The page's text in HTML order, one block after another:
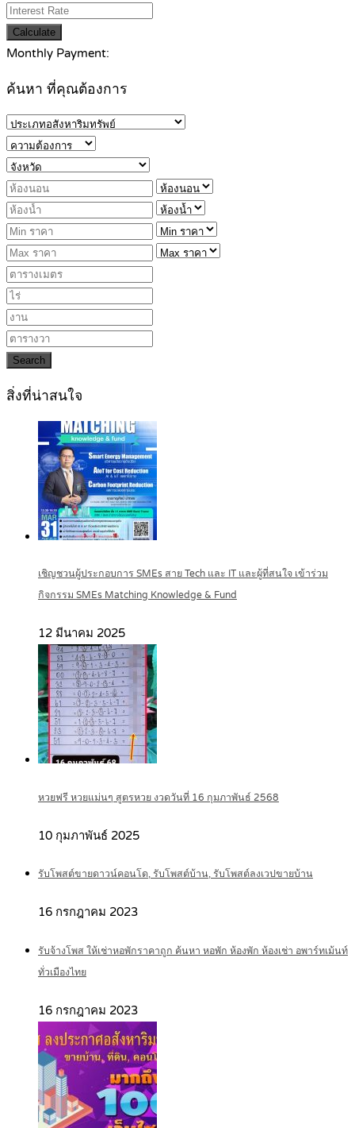
Calculate
Monthly Payment:
ค้นหา ที่คุณต้องการ
Search
สิ่งที่น่าสนใจ
เชิญชวนผู้ประกอบการ SMEs สาย Tech และ IT และผู้ที่สนใจ เข้าร่วม
กิจกรรม SMEs Matching Knowledge & Fund
12 มีนาคม 2025
หวยฟรี หวยแม่นๆ สูตรหวย งวดวันที่ 16 กุมภาพันธ์ 2568
10 กุมภาพันธ์ 2025
รับโพสต์ขายดาวน์คอนโด, รับโพสต์บ้าน, รับโพสต์ลงเวปขายบ้าน
16 กรกฎาคม 2023
รับจ้างโพส ให้เช่าหอพักราคาถูก ค้นหา หอพัก ห้องพัก ห้องเช่า อพาร์ทเม้นท์
ทั่วเมืองไทย
16 กรกฎาคม 2023